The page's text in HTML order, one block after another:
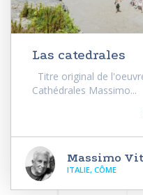
Las catedrales
Titre original de
Cathédrales Massimo...
Massimo
ITALIE, CÔME